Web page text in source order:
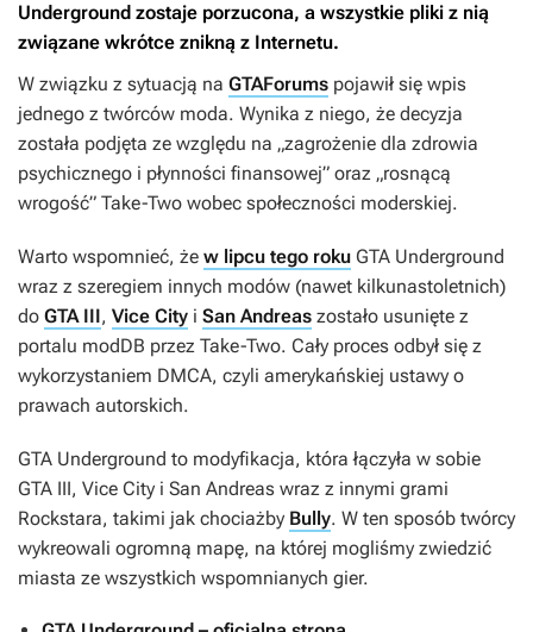
Underground zostaje porzucona, a wszystkie pliki z nią
związane wkrótce znikną z Internetu.
W związku z sytuacją na GTAForums pojawił się wpis
jednego z twórców moda. Wynika z niego, że decyzja
została podjęta ze względu na „zagrożenie dla zdrowia
psychicznego i płynności finansowej” oraz „rosnącą
wrogość” Take-Two wobec społeczności moderskiej.
Warto wspomnieć, że w lipcu tego roku GTA Underground
wraz z szeregiem innych modów (nawet kilkunastoletnich)
do GTA III, Vice City i San Andreas zostało usunięte z
portalu modDB przez Take-Two. Cały proces odbył się z
wykorzystaniem DMCA, czyli amerykańskiej ustawy o
prawach autorskich.
GTA Underground to modyfikacja, która łączyła w sobie
GTA III, Vice City i San Andreas wraz z innymi grami
Rockstara, takimi jak chociażby Bully. W ten sposób twórcy
wykreowali ogromną mapę, na której mogliśmy zwiedzić
miasta ze wszystkich wspomnianych gier.